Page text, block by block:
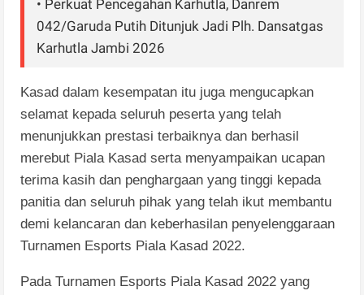
• Perkuat Pencegahan Karhutla, Danrem
042/Garuda Putih Ditunjuk Jadi Plh. Dansatgas
Karhutla Jambi 2026
Kasad dalam kesempatan itu juga mengucapkan
selamat kepada seluruh peserta yang telah
menunjukkan prestasi terbaiknya dan berhasil
merebut Piala Kasad serta menyampaikan ucapan
terima kasih dan penghargaan yang tinggi kepada
panitia dan seluruh pihak yang telah ikut membantu
demi kelancaran dan keberhasilan penyelenggaraan
Turnamen Esports Piala Kasad 2022.
Pada Turnamen Esports Piala Kasad 2022 yang